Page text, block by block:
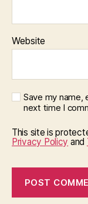
Website
Save my name,
next time I
This site is
Privacy Policy and